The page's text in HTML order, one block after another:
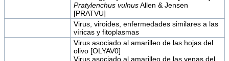
Pratylenchus vulnusAllen & Jensen
[PRATVU]
Virus, viroides, enfermedades similares a las
víricas y fitoplasmas
Virus asociado al amarilleo de las hojas del
olivo [OLYAV0]
Virus asociado al amarilleo de las venas del